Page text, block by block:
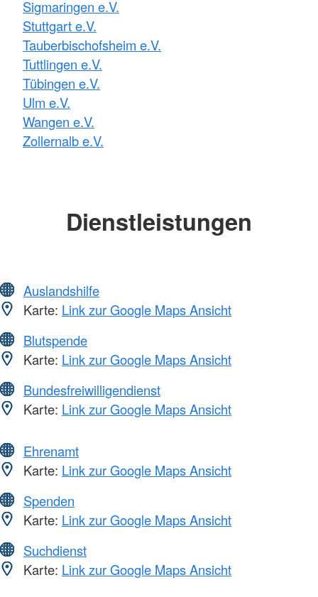
Sigmaringen e.V.
Stuttgart e.V.
Tauberbischofsheim e.V.
Tuttlingen e.V.
Tübingen e.V.
Ulm e.V.
Wangen e.V.
Zollernalb e.V.
Dienstleistungen
Auslandshilfe
Karte: Link zur Google Maps Ansicht
Blutspende
Karte: Link zur Google Maps Ansicht
Bundesfreiwilligendienst
Karte: Link zur Google Maps Ansicht
Ehrenamt
Karte: Link zur Google Maps Ansicht
Spenden
Karte: Link zur Google Maps Ansicht
Suchdienst
Karte: Link zur Google Maps Ansicht